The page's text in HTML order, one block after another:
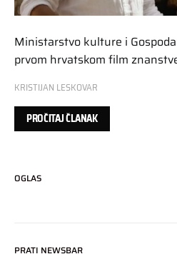
Ministarstvo kulture i
prvom hrvatskom film
KRISTIJAN LESKOVAR
PROČITAJ ČLANAK
OGLAS
PRATI NEWSBAR